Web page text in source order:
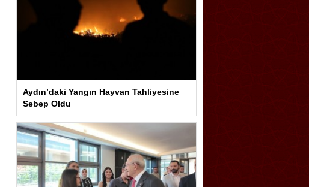
Aydın’daki Yangın Hayvan Tahliyesine
Sebep Oldu